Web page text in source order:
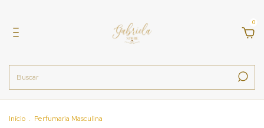
0
Início . Perfumaria Masculina